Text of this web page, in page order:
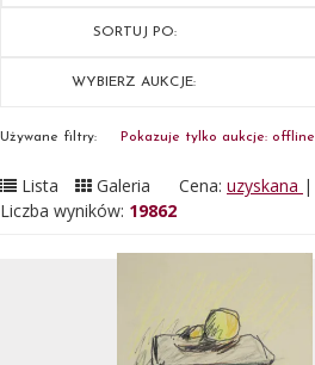
SORTUJ PO:
WYBIERZ AUKCJE:
Używane filtry: Pokazuje tylko aukcje: offline
Lista Galeria Cena: uzyskana |
Liczba wyników: 19862